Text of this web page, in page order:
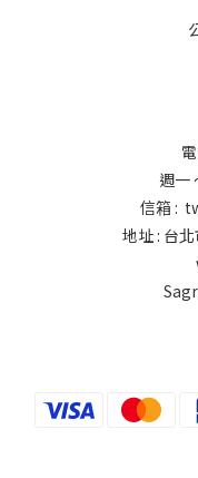
週一
信箱 :
地址 : 台